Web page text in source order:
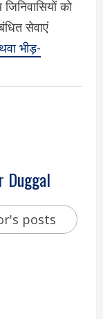
को
सेवाएं
भीड़-
Duggal
posts